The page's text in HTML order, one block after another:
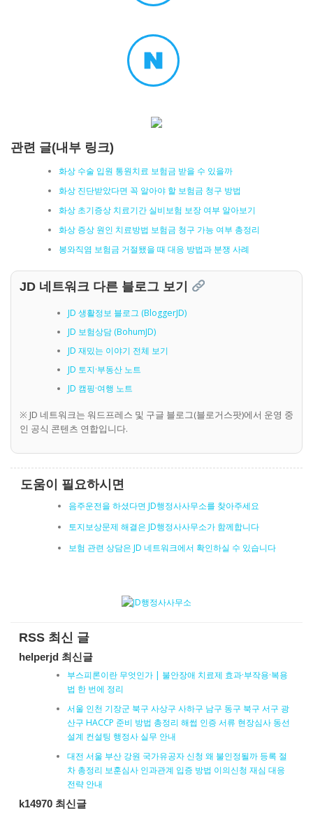
관련 글(내부 링크)
화상 수술 입원 통원치료 보험금 받을 수 있을까
화상 진단받았다면 꼭 알아야 할 보험금 청구 방법
화상 초기증상 치료기간 실비보험 보장 여부 알아보기
화상 증상 원인 치료방법 보험금 청구 가능 여부 총정리
봉와직염 보험금 거절됐을 때 대응 방법과 분쟁 사례
JD 네트워크 다른 블로그 보기
JD 생활정보 블로그 (BloggerJD)
JD 보험상담 (BohumJD)
JD 재밌는 이야기 전체 보기
JD 토지·부동산 노트
JD 캠핑·여행 노트
※ JD 네트워크는 워드프레스 및 구글 블로그(블로거스팟)에서 운영 중
인 공식 콘텐츠 연합입니다.
도움이 필요하시면
음주운전을 하셨다면 JD행정사사무소를 찾아주세요
토지보상문제 해결은 JD행정사사무소가 함께합니다
보험 관련 상담은 JD 네트워크에서 확인하실 수 있습니다
RSS 최신 글
helperjd 최신글
부스피론이란 무엇인가 | 불안장애 치료제 효과·부작용·복용
법 한 번에 정리
서울 인천 기장군 북구 사상구 사하구 남구 동구 북구 서구 광
산구 HACCP 준비 방법 총정리 해썹 인증 서류 현장심사 동선
설계 컨설팅 행정사 실무 안내
대전 서울 부산 강원 국가유공자 신청 왜 불인정될까 등록 절
차 총정리 보훈심사 인과관계 입증 방법 이의신청 재심 대응
전략 안내
k14970 최신글